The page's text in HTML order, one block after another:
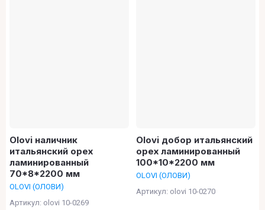
Olovi наличник
итальянский орех
ламинированный
70*8*2200 мм
OLOVI (ОЛОВИ)
Артикул: olovi 10-0269
Olovi добор итальянский
орех ламинированный
100*10*2200 мм
OLOVI (ОЛОВИ)
Артикул: olovi 10-0270